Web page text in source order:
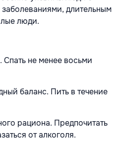
длительным
люди.
не менее восьми
баланс. Пить в течение
рациона. Предпочитать
от алкоголя.